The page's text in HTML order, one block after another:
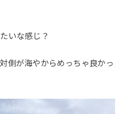
いな感じ？
側が海やからめっちゃ良かっ